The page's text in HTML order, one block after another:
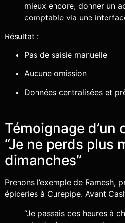
mieux encore, donner un
comptable via une
Résultat :
Pas de saisie manuelle
Aucune omission
Données centralisées et
Témoignage d’un
“Je ne perds plus
dimanches”
Prenons l’exemple de Ramesh,
épiceries à Curepipe. Avant
“Je passais des heures à